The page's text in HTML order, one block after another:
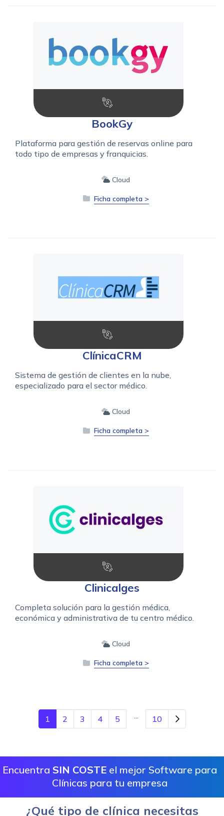
BookGy
Plataforma para gestión de reservas online para
todo tipo de empresas y franquicias.
Cloud
Ficha completa >
ClínicaCRM
Sistema de gestión de clientes en la nube,
especializado para el sector médico.
Cloud
Ficha completa >
Clinicalges
Completa solución para la gestión médica,
económica y administrativa de tu centro médico.
Cloud
Ficha completa >
1 2 3 4 5 ... 10
Encuentra SIN COSTEel mejor Software para
Clínicas para tu empresa
¿Qué tipo de clínica necesitas